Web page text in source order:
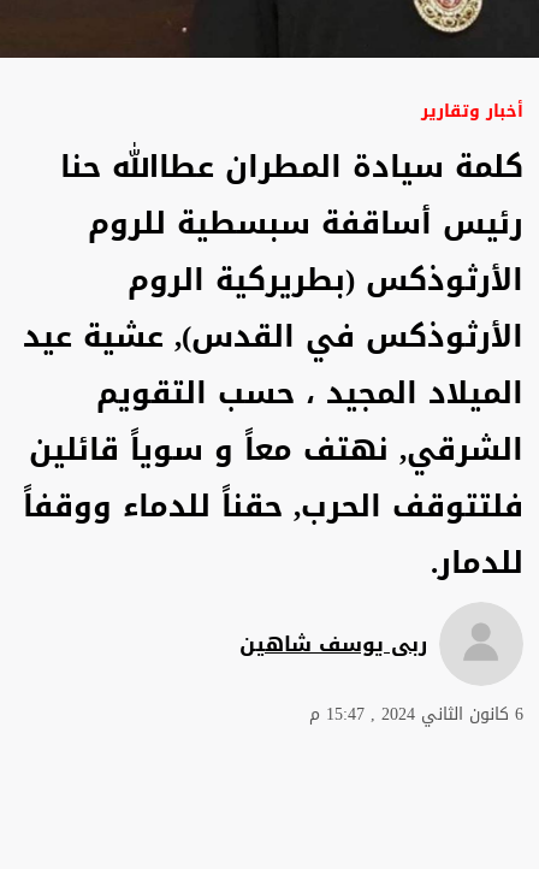
أخبار وتقارير
كلمة سيادة المطران عطاالله حنا
رئيس أساقفة سبسطية للروم
الأرثوذكس (بطريركية الروم
الأرثوذكس في القدس), عشية عيد
الميلاد المجيد ، حسب التقويم
الشرقي, نهتف معاً و سوياً قائلين
فلتتوقف الحرب, حقناً للدماء ووقفاً
للدمار.
ربى يوسف شاهين
6 كانون الثاني 2024 , 15:47 م